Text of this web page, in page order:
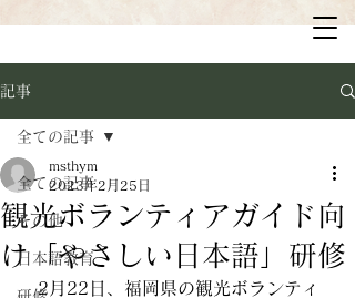
記事
全ての記事
その他
日本語教育
全ての記事
観光ボランティアガイド向
け「やさしい日本語」研修
msthym
2023年2月25日
2月22日、福岡県の観光ボランティ